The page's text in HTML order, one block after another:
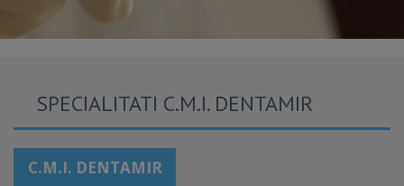
SPECIALITATI C.M.I. DENTAMIR
C.M.I. DENTAMIR